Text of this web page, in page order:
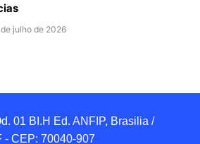
de julho de 2026
01 BI.H Ed. ANFIP, Brasilia /
- CEP: 70040-907